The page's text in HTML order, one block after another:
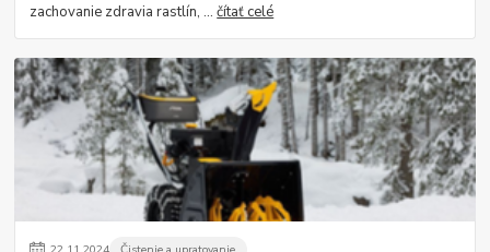
zachovanie zdravia rastlín, ...čítať celé